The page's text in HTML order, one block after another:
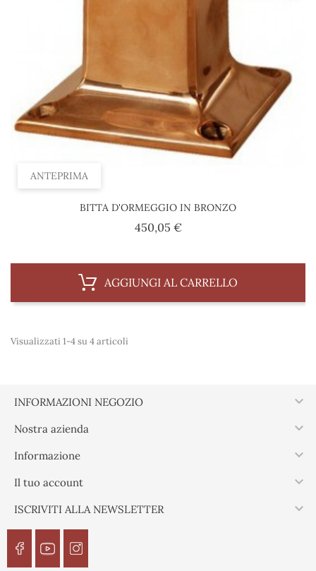
ANTEPRIMA
BITTA D'ORMEGGIO IN BRONZO
450,05 €Prezzo
AGGIUNGI AL CARRELLO
Visualizzati 1-4 su 4 articoli
INFORMAZIONI NEGOZIO 
Nostra azienda 
Informazione 
Il tuo account 
ISCRIVITI ALLA NEWSLETTER 